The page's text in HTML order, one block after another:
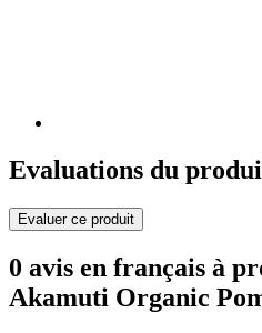
Evaluations du
Evaluer ce produit
0 avis en français à
Akamuti Organic